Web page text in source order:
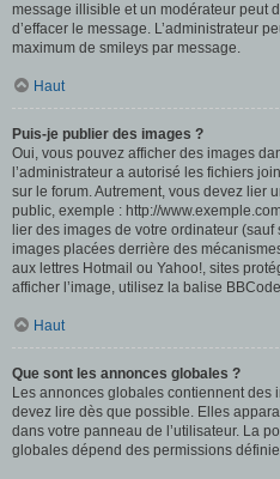
message illisible et un modérateur peut
d’effacer le message. L’administrateur
maximum de smileys par message.
Haut
Puis-je publier des images ?
Oui, vous pouvez afficher des images
l’administrateur a autorisé les fichiers
sur le forum. Autrement, vous devez lier
public, exemple : http://
lier des images de votre ordinateur
images placées derrière des
aux lettres Hotmail ou Yahoo!, sites
afficher l’image, utilisez la balise
Haut
Que sont les annonces globales ?
Les annonces globales contiennent des
devez lire dès que possible. Elles
dans votre panneau de l’utilisateur. La
globales dépend des permissions